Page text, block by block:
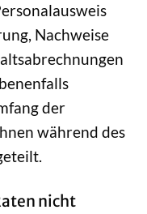
Nachweise
der
während des
nicht